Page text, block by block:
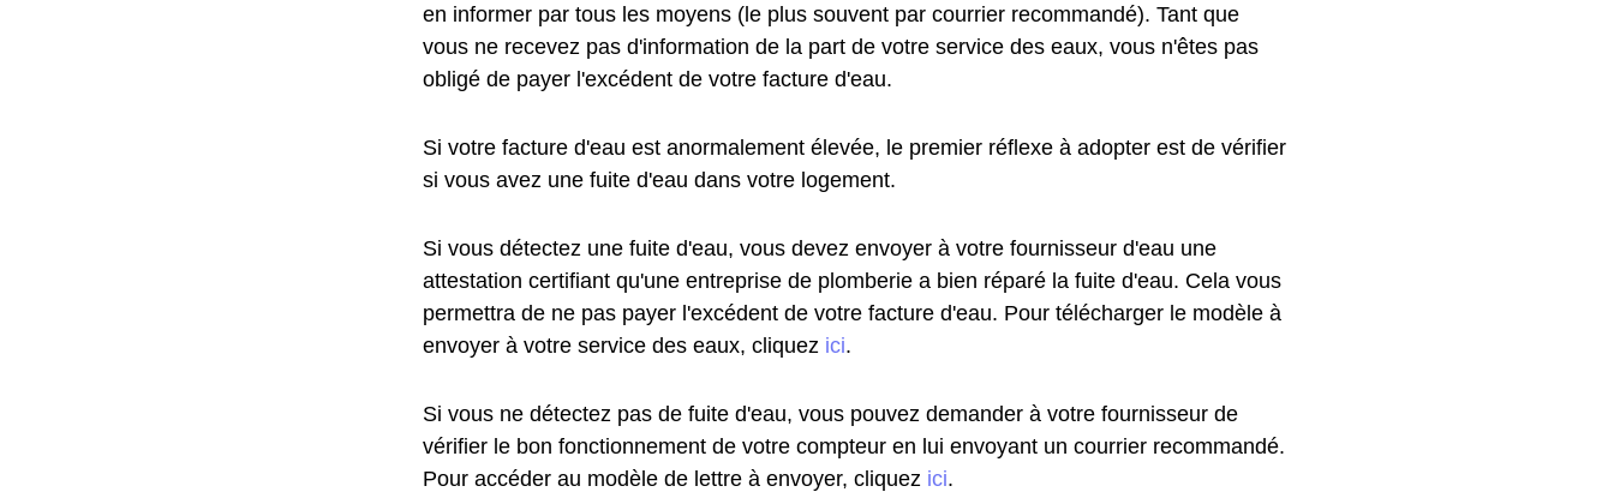
en informer par tous les moyens (le plus souvent par courrier recommandé). Tant que
vous ne recevez pas d'information de la part de votre service des eaux, vous n'êtes pas
obligé de payer l'excédent de votre facture d'eau.
Si votre facture d'eau est anormalement élevée, le premier réflexe à adopter est de vérifier
si vous avez une fuite d'eau dans votre logement.
Si vous détectez une fuite d'eau, vous devez envoyer à votre fournisseur d'eau une
attestation certifiant qu'une entreprise de plomberie a bien réparé la fuite d'eau. Cela vous
permettra de ne pas payer l'excédent de votre facture d'eau. Pour télécharger le modèle à
envoyer à votre service des eaux, cliquez ici.
Si vous ne détectez pas de fuite d'eau, vous pouvez demander à votre fournisseur de
vérifier le bon fonctionnement de votre compteur en lui envoyant un courrier recommandé.
Pour accéder au modèle de lettre à envoyer, cliquez ici.